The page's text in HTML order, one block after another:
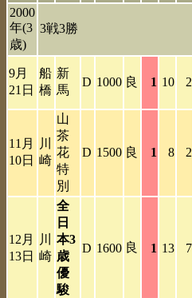
2000
年(3
歳)
3戦3勝
9月
21日
船
橋
新
馬
D 1000 良 1 10 2
11月
10日
川
崎
山
茶
花
特
別
D 1500 良 1 8 2
12月
13日
川
崎
全
日
本3
歳
優
駿
D 1600 良 1 13 7